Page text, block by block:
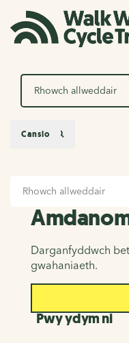
Chwilio
Amdanom ni
Darganfyddwch
gwahaniaeth.
Pwy ydym ni
Canslo